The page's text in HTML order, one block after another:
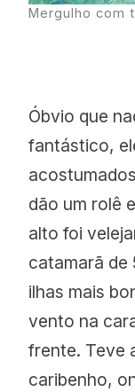
Mergulho com
Óbvio que
fantástico,
dão um rolê
alto foi
catamarã de
ilhas mais
vento na
frente. Teve
caribenho,